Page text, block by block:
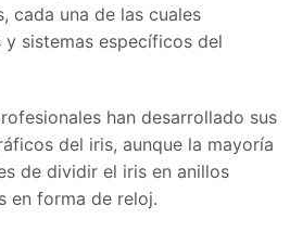
cada una de las cuales
sistemas específicos del
han desarrollado sus
del iris, aunque la mayoría
de dividir el iris en anillos
en forma de reloj.